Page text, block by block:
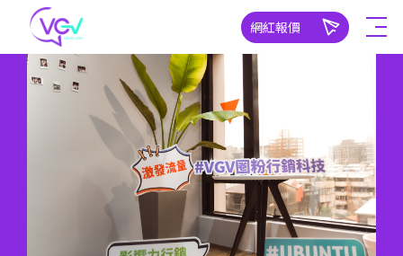
網紅報價